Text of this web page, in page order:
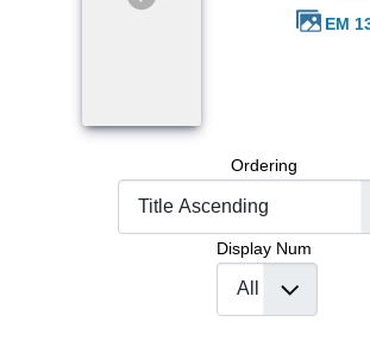
EM
Ordering
Display Num